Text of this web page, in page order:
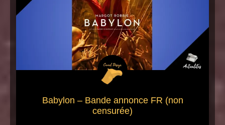
Babylon – Bande annonce FR (non
censurée)